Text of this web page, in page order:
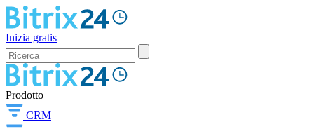
Inizia gratis
Prodotto
CRM